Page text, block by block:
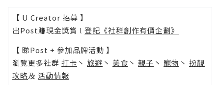
【 U Creator 招募 】
出Post賺現金獎賞 l 登記《社群創作有價企劃》
【 睇Post + 參加品牌活動 】
瀏覽更多社群 打卡 丶 旅遊 丶 美食 丶 親子 丶 寵物 丶 扮靚
攻略及 活動情報